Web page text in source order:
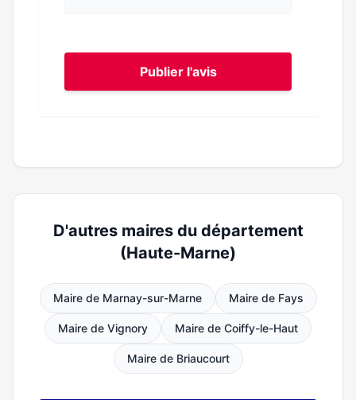
Publier l'avis
D'autres maires du département
(Haute-Marne)
Maire de Marnay-sur-Marne Maire de Fays
Maire de Vignory Maire de Coiffy-le-Haut
Maire de Briaucourt